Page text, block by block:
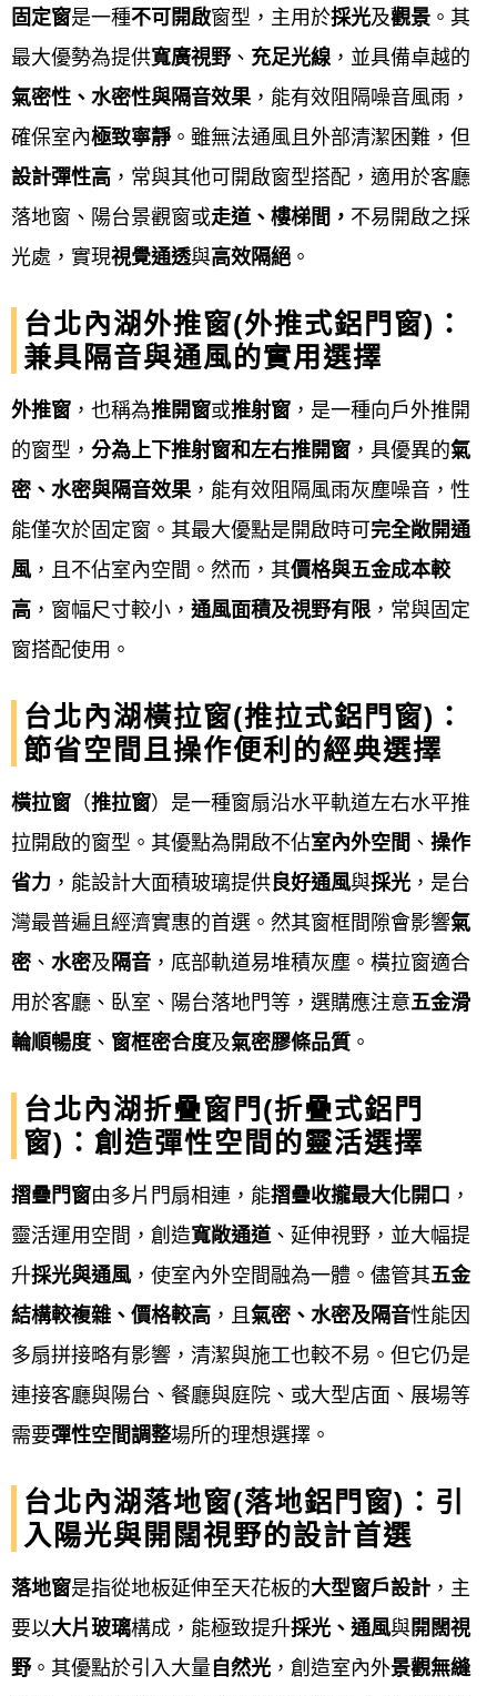
鋁門窗工程宅急便提供台北內湖鋁門窗、氣密窗、隔
音窗、 H型鋁鋼構採光罩、遮雨棚、藝術玄關門、氣
密加壓門、硫化銅門、浴廁門、不銹鋼門、不銹鋼防
盜門窗、玻璃屋、鋁格柵、板牆、格子窗、兒童安全
窗、防盜門窗、凸窗、雨遮、防盜窗、陽台窗、景觀
窗、推射窗、店面門、玄關門、隔音門、浴室門、、
門窗、三合一門組、隱形折疊式紗窗、鍛造窗、玻璃
自動門、遙控電動捲門、輕鋼架天花板、鐵皮屋換板
翻修、玻璃乾濕分離隔間(門)淋浴拉門、帷幕牆、，門
窗及鋼鋁相關工程皆有服務。
服務項目Our service
鋁門窗工程宅急便提供台北內湖鋁門窗服務項目包含
居家門窗（如氣密窗、隔音窗、防盜窗、落地窗、通
風門、推射窗、格子窗、玄關門）、玻璃相關建材
浴拉門、乾溼分離）、以及商業空間應用（如店面
門、自動門、藝術門、不鏽鋼門、鐵捲門）、紗窗紗
門的修理和更換、玻璃更換、隱藏式紗窗、百葉窗等
多元品項。 服務涵蓋產品製造、設計、安裝、換新、
維修與客製化等，旨在滿足住宅與商業空間對採光、
通風、隔音、安全、節能與美觀的需求。
門的工程： 不鏽鋼門、鋁門、鍛造門、白鐵
門、鐵捲門、鋼板門、鋼木門、琺瑯門、硫
動門、…等。
窗、景觀推側窗、氣密窗、隔音氣密窗…
等。
鐵皮屋施工：鐵皮屋工程、頂樓加蓋、鋼構
鐵皮屋工程、鐵厝、鐵棟、鐵屋、鐵皮屋換
屋頂、 鐵皮屋生鏽處理、鐵皮屋防鏽、鐵皮
屋隔熱、工廠搭建鐵皮屋…等。
金屬樓梯、樓梯扶手…等。
採光雨遮： 採光罩、遮雨棚、雨庇、採光車
棚…等。
其它工程：H型鋼鐵架、 C型鋼鐵架、鋼構工
固定窗是一種不可開啟窗型，主用於採光及觀景 。其
最大優勢為提供寬廣視野、 充足光線 ，並具備卓越的
氣密性、水密性與隔音效果 ，能有效阻隔噪音風雨，
確保室內極致寧靜。雖無法通風且外部清潔困難，但
設計彈性高 ，常與其他可開啟窗型搭配，適用於客廳
落地窗、陽台景觀窗或走道、樓梯間， 不易開啟之採
光處，實現視覺通透與高效隔絕 。
台北內湖外推窗(外推式鋁門窗)：
兼具隔音與通風的實用選擇
外推窗 ，也稱為推開窗或推射窗 ，是一種向戶外推開
的窗型， 分為上下推射窗和左右推開窗 ，具優異的氣
密、水密與隔音效果 ，能有效阻隔風雨灰塵噪音，性
能僅次於固定窗。其最大優點是開啟時可完全敞開通
風 ，且不佔室內空間。然而，其價格與五金成本較
高 ，窗幅尺寸較小， 通風面積及視野有限 ，常與固定
窗搭配使用。
台北內湖橫拉窗(推拉式鋁門窗)：
節省空間且操作便利的經典選擇
橫拉窗 （推拉窗）是一種窗扇沿水平軌道左右水平推
拉開啟的窗型。其優點為開啟不佔室內外空間 、 操作
省力 ，能設計大面積玻璃提供良好通風與採光 ，是台
灣最普遍且經濟實惠的首選。然其窗框間隙會影響氣
密 、 水密及 隔音 ，底部軌道易堆積灰塵。橫拉窗適合
用於客廳、臥室、陽台落地門等，選購應注意五金滑
輪順暢度、 窗框密合度及氣密膠條品質 。
台北內湖折疊窗門(折疊式鋁門
窗)：創造彈性空間的靈活選擇
摺疊門窗由多片門扇相連，能摺疊收攏最大化開口 ，
靈活運用空間，創造寬敞通道、延伸視野，並大幅提
升採光與通風 ，使室內外空間融為一體。儘管其五金
結構較複雜、價格較高 ，且氣密、水密及隔音性能因
多扇拼接略有影響，清潔與施工也較不易。但它仍是
連接客廳與陽台、餐廳與庭院、或大型店面、展場等
需要彈性空間調整場所的理想選擇。
台北內湖落地窗(落地鋁門窗)：引
入陽光與開闊視野的設計首選
落地窗是指從地板延伸至天花板的大型窗戶設計 ，主
要以大片玻璃構成，能極致提升採光、通風與開闊視
野。其優點於引入大量 自然光 ，創造室內外景觀無縫